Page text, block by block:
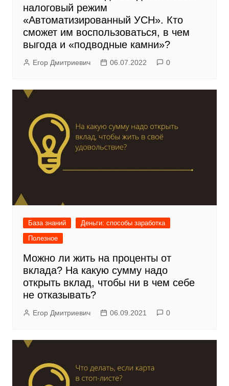
налоговый режим
«Автоматизированный УСН». Кто
сможет им воспользоваться, в чем
выгода и «подводные камни»?
Егор Дмитриевич 06.07.2022 0
База знаний
Деньги: способы заработка
Полезное
Можно ли жить на проценты от
вклада? На какую сумму надо
открыть вклад, чтобы ни в чем себе
не отказывать?
Егор Дмитриевич 06.09.2021 0